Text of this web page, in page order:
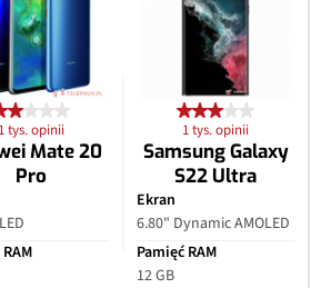
1 tys. opinii
Mate 20
Pro
1 tys. opinii
Samsung Galaxy
S22 Ultra
Ekran
6.80" Dynamic AMOLED
Pamięć RAM
12 GB